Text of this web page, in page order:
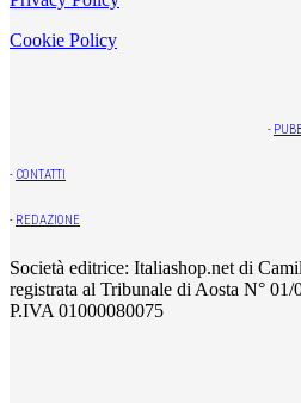
Cookie Policy
-
- CONTATTI
- REDAZIONE
Società editrice: Italiashop.net di
registrata al Tribunale di Aosta N°
P.IVA 01000080075